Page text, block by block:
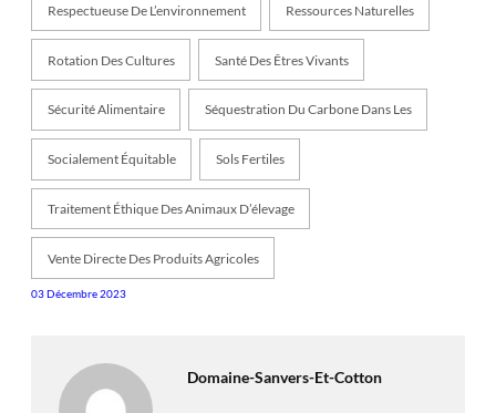
Respectueuse De L’environnement Ressources Naturelles
Rotation Des Cultures Santé Des Êtres Vivants
Sécurité Alimentaire Séquestration Du Carbone Dans Les
Socialement Équitable Sols Fertiles
Traitement Éthique Des Animaux D’élevage
Vente Directe Des Produits Agricoles
03 Décembre 2023
Domaine-Sanvers-Et-Cotton